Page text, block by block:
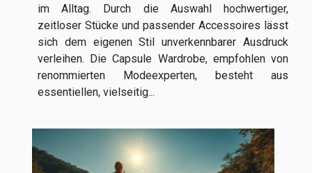
im Alltag. Durch die Auswahl hochwertiger,
zeitloser Stücke und passender Accessoires lässt
sich dem eigenen Stil unverkennbarer Ausdruck
verleihen. Die Capsule Wardrobe, empfohlen von
renommierten Modeexperten, besteht aus
essentiellen, vielseitig...